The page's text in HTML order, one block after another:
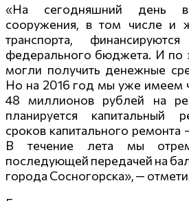
«На сегодняшний день
сооружения, в том числе и
транспорта,
федерального бюджета. И по
могли получить денежные
Но на 2016 год мы уже имеем
48 миллионов рублей на
планируется капитальный
сроков капитального ремонта
В течение лета мы
последующей передачей на
города Сосногорска», —